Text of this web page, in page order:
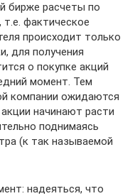
бирже расчеты по
фактическое
происходит только
для получения
о покупке акций
момент. Тем
компании ожидаются
начинают расти
поднимаясь
(к так называемой
надеяться, что